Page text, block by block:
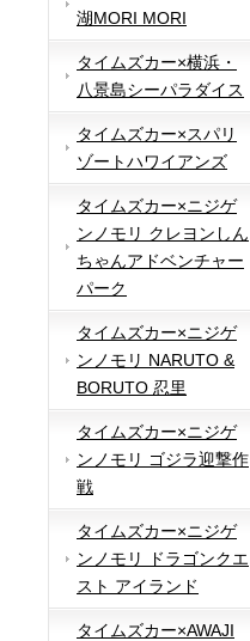
湖MORI MORI
タイムズカー×横浜・
八景島シーパラダイス
タイムズカー×スパリ
ゾートハワイアンズ
タイムズカー×ニジゲ
ンノモリ クレヨンしん
ちゃんアドベンチャー
パーク
タイムズカー×ニジゲ
ンノモリ NARUTO &
BORUTO 忍里
タイムズカー×ニジゲ
ンノモリ ゴジラ迎撃作
戦
タイムズカー×ニジゲ
ンノモリ ドラゴンクエ
スト アイランド
タイムズカー×AWAJI